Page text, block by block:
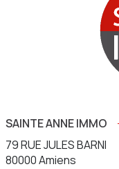
SAINTE ANNE IMMO
79 RUE JULES BARNI
80000Amiens